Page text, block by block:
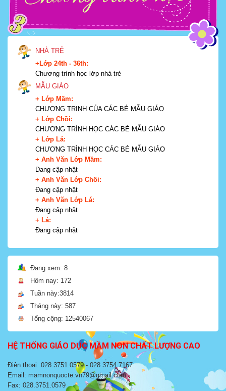
NHÀ TRẺ
+Lớp 24th - 36th:
Chương trình học lớp nhà trẻ
MẪU GIÁO
+ Lớp Mầm:
CHƯƠNG TRINH CỦA CÁC BÉ MẪU GIÁO
+ Lớp Chồi:
CHƯƠNG TRÌNH HỌC CÁC BÉ MẪU GIÁO
+ Lớp Lá:
CHƯƠNG TRÌNH HỌC CÁC BÉ MẪU GIÁO
+ Anh Văn Lớp Mầm:
Đang cập nhật
+ Anh Văn Lớp Chồi:
Đang cập nhật
+ Anh Văn Lớp Lá:
Đang cập nhật
+ Lá:
Đang cập nhật
Đang xem: 8
Hôm nay: 172
Tuần này:3814
Tháng này: 587
Tổng cộng: 12540067
HỆ THỐNG GIÁO DỤC MẦM NON CHẤT LƯỢNG CAO
Điện thoại: 028.3751.0579 - 028.3754.7167
Email: mamnonquocte.vn79@gmail.com
Fax: 028.3751.0579